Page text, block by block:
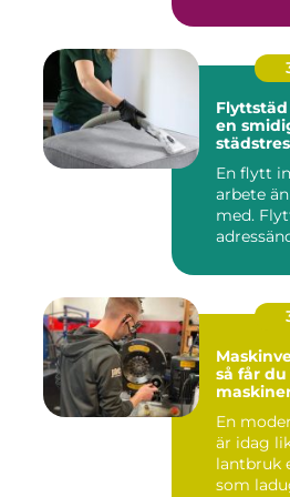
Flyttstäd
en
En flytt
arbete
med.
så får
En
är idag
lantbruk
som